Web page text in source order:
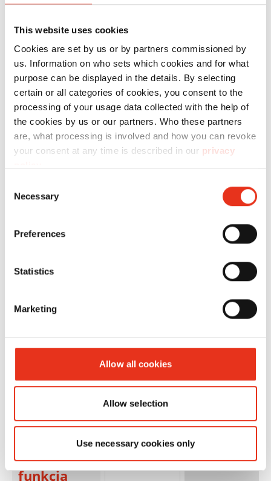
This website uses cookies
Cookies are set by us or by partners commissioned by
us. Information on who sets which cookies and for what
purpose can be displayed in the details. By selecting
certain or all categories of cookies, you consent to the
processing of your usage data collected with the help of
the cookies by us or our partners. Who these partners
are, what processing is involved and how you can revoke
your consent at any time is described in our privacy
Selection
Necessary
Preferences
Statistics
Marketing
Allow all cookies
Allow selection
Use necessary cookies only
mm
HSM
SECURIO
P36i - 1 x 5
mm +
osobny
tnący
2x2mm
1854121M 4026631058674
SECURIO
P36i - 1 x 5
mm +
funkcja
1854121N